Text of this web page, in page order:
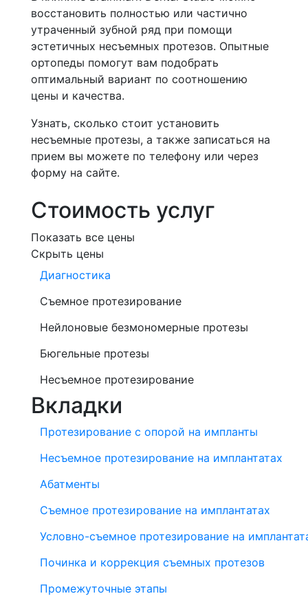
восстановить полностью или частично
утраченный зубной ряд при помощи
эстетичных несъемных протезов. Опытные
ортопеды помогут вам подобрать
оптимальный вариант по соотношению
цены и качества.
Узнать, сколько стоит установить
несъемные протезы, а также записаться на
прием вы можете по телефону или через
форму на сайте.
Стоимость услуг
Показать все цены
Скрыть цены
Диагностика
Съемное протезирование
Нейлоновые безмономерные протезы
Бюгельные протезы
Несъемное протезирование
Вкладки
Протезирование с опорой на импланты
Несъемное протезирование на имплантатах
Абатменты
Съемное протезирование на имплантатах
Условно-съемное протезирование на
Починка и коррекция съемных протезов
Промежуточные этапы